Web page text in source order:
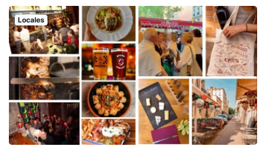
Locales